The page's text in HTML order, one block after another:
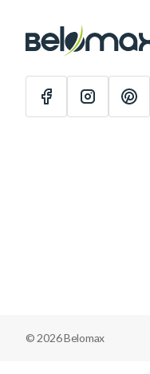
© 2026 Belomax